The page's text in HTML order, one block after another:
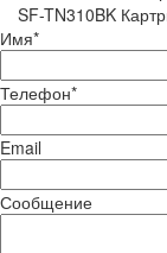
SF-TN310BK
Имя*
Телефон*
Email
Сообщение